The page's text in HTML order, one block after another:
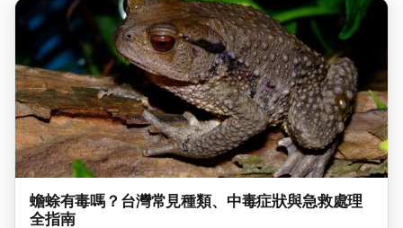
蟾蜍有毒嗎？台灣常見種類、中毒症狀與急救處理
全指南